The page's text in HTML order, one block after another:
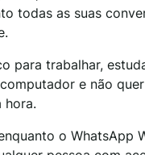
todas as suas
para trabalhar,
e não
hora.
o WhatsApp